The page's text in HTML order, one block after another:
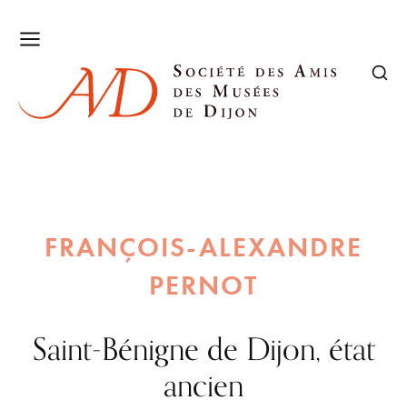
FRANÇOIS-ALEXANDRE
PERNOT
Saint-Bénigne de Dijon, état
ancien